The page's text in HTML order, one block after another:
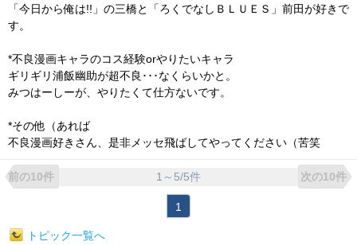
「今日から俺は!!」の三橋と「ろくでなしＢＬＵＥＳ」前田が好きで
す。
*不良漫画キャラのコス経験orやりたいキャラ
ギリギリ浦飯幽助が超不良･･･なくらいかと。
みつはーしーが、やりたくて仕方ないです。
*その他（あれば
不良漫画好きさん、是非メッセ飛ばしてやってください（苦笑
前の10件 1～5/5件 次の10件
1
トピック一覧へ